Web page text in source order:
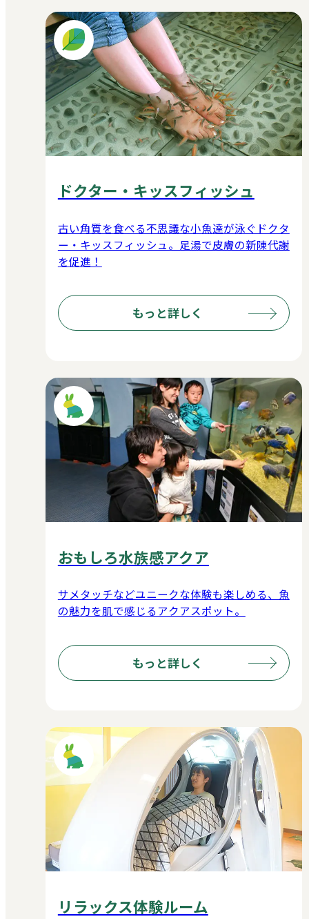
ドクター・キッスフィッシュ
古い角質を食べる不思議な小魚達が泳ぐドクタ
ー・キッスフィッシュ。足湯で皮膚の新陳代謝
を促進！
もっと詳しく
おもしろ水族感アクア
サメタッチなどユニークな体験も楽しめる、魚
の魅力を肌で感じるアクアスポット。
もっと詳しく
リラックス体験ルーム